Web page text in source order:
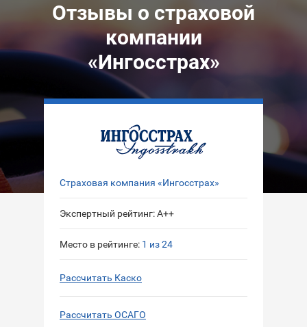
Отзывы о страховой
компании
«Ингосстрах»
Страховая компания «Ингосстрах»
Экспертный рейтинг: A++
Место в рейтинге: 1 из 24
Рассчитать Каско
Рассчитать ОСАГО